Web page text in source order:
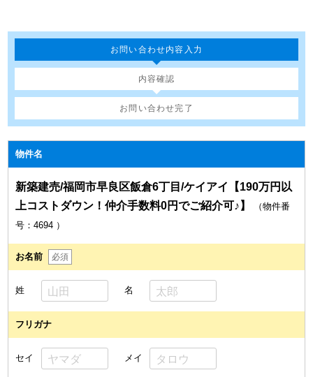
お問い合わせ内容入力
内容確認
お問い合わせ完了
物件名
新築建売/福岡市早良区飯倉6丁目/ケイアイ【190万円以
上コストダウン！仲介手数料0円でご紹介可♪】
（物件番
号：4694 ）
お名前 必須
姓 名
フリガナ
セイ メイ